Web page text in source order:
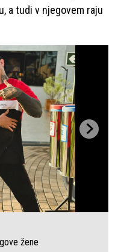
a tudi v njegovem raju
žene